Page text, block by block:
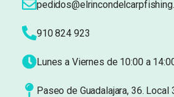
910 824 923
Lunes a Viernes de 10:00 a
Paseo de Guadalajara, 36.